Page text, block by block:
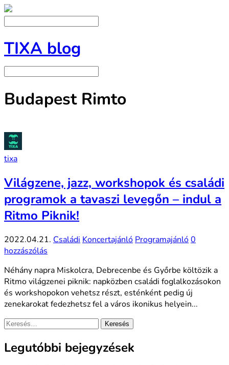
TIXA blog
Budapest Rimto
tixa
Világzene, jazz, workshopok és családi
programok a tavaszi levegőn – indul a
Ritmo Piknik!
2022.04.21. Családi Koncertajánló Programajánló0
hozzászólás
Néhány napra Miskolcra, Debrecenbe és Győrbe költözik a
Ritmo világzenei piknik: napközben családi foglalkozásokon
és workshopokon vehetsz részt, esténként pedig új
zenekarokat fedezhetsz fel a város ikonikus helyein...
Keresés:
Legutóbbi bejegyzések